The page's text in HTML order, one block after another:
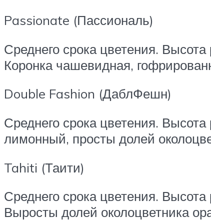
Passionate (Пассиональ)
Среднего срока цветения.
Коронка чашевидная,
Double Fashion (ДаблФешн)
Среднего срока цветения.
лимонный, просты долей
Tahiti (Таити)
Среднего срока цветения.
Выросты долей околоцветника